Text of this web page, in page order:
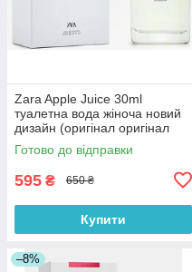
Zara Apple Juice 30ml
туалетна вода жіноча новий
дизайн (оригінал оригінал
Іспанія)
Готово до відправки
595 ₴ 650 ₴
Купити
–8%